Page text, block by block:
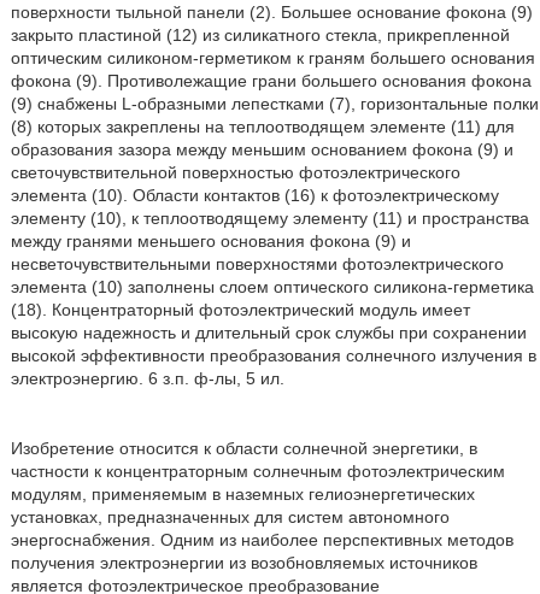
поверхности тыльной панели (2). Большее основание фокона (9)
закрыто пластиной (12) из силикатного стекла, прикрепленной
оптическим силиконом-герметиком к граням большего основания
фокона (9). Противолежащие грани большего основания фокона
(9) снабжены L-образными лепестками (7), горизонтальные полки
(8) которых закреплены на теплоотводящем элементе (11) для
образования зазора между меньшим основанием фокона (9) и
светочувствительной поверхностью фотоэлектрического
элемента (10). Области контактов (16) к фотоэлектрическому
элементу (10), к теплоотводящему элементу (11) и пространства
между гранями меньшего основания фокона (9) и
несветочувствительными поверхностями фотоэлектрического
элемента (10) заполнены слоем оптического силикона-герметика
(18). Концентраторный фотоэлектрический модуль имеет
высокую надежность и длительный срок службы при сохранении
высокой эффективности преобразования солнечного излучения в
электроэнергию. 6 з.п. ф-лы, 5 ил.
Изобретение относится к области солнечной энергетики, в
частности к концентраторным солнечным фотоэлектрическим
модулям, применяемым в наземных гелиоэнергетических
установках, предназначенных для систем автономного
энергоснабжения. Одним из наиболее перспективных методов
получения электроэнергии из возобновляемых источников
является фотоэлектрическое преобразование